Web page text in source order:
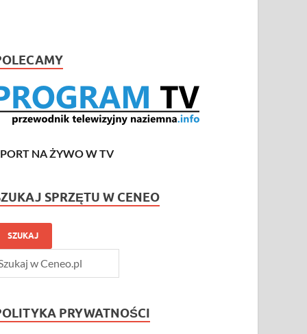
NA ŻYWO W TV
SPRZĘTU W CENEO
SZUKAJ
PRYWATNOŚCI